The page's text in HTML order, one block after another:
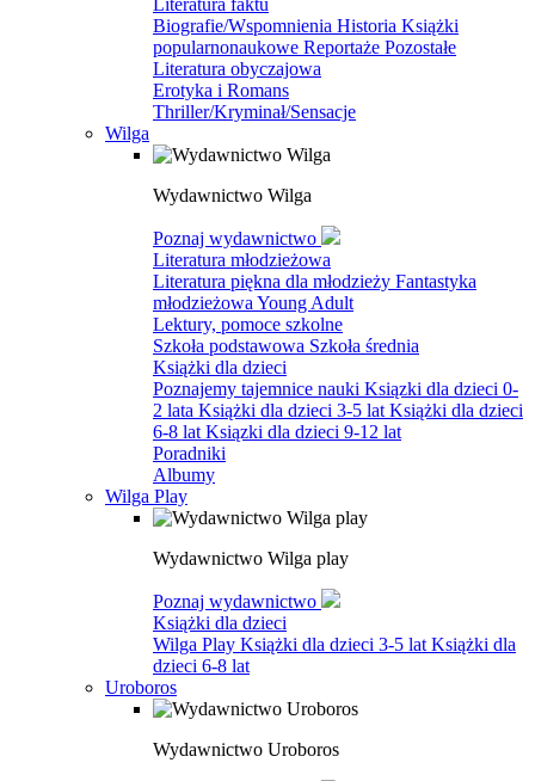
Literatura faktu
Biografie/Wspomnienia Historia Książki
popularnonaukowe Reportaże Pozostałe
Literatura obyczajowa
Erotyka i Romans
Thriller/Kryminał/Sensacje
Wilga
Wydawnictwo Wilga
Poznaj wydawnictwo
Literatura młodzieżowa
Literatura piękna dla młodzieży Fantastyka
młodzieżowa Young Adult
Lektury, pomoce szkolne
Szkoła podstawowa Szkoła średnia
Książki dla dzieci
Poznajemy tajemnice nauki Ksiązki dla dzieci 0-
2 lata Książki dla dzieci 3-5 lat Książki dla dzieci
6-8 lat Ksiązki dla dzieci 9-12 lat
Poradniki
Albumy
Wilga Play
Wydawnictwo Wilga play
Poznaj wydawnictwo
Książki dla dzieci
Wilga Play Książki dla dzieci 3-5 lat Książki dla
dzieci 6-8 lat
Uroboros
Wydawnictwo Uroboros